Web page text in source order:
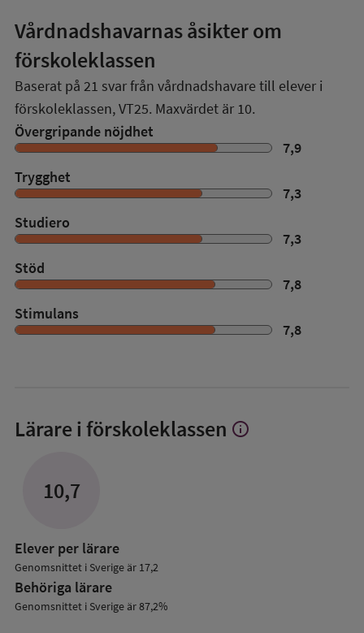
Vårdnadshavarnas åsikter om
förskoleklassen
Baserat på 21 svar från vårdnadshavare till elever i
förskoleklassen,VT25. Maxvärdet är 10.
Övergripande nöjdhet
7,9
Trygghet
7,3
Studiero
7,3
Stöd
7,8
Stimulans
7,8
Lärare i förskoleklassen Visa
info
10,7
Elever per lärare
Genomsnittet i Sverige är 17,2
Behöriga lärare
Genomsnittet i Sverige är 87,2%